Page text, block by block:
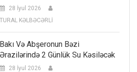
28 İyul 2026
TURAL KƏLBƏCƏRLİ
Bakı Və Abşeronun Bəzi
Ərazilərində 2 Günlük Su Kəsiləcək
28 İyul 2026